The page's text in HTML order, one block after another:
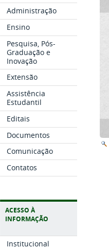
Administração
Ensino
Pesquisa, Pós-
Graduação e
Inovação
Extensão
Assistência
Estudantil
Editais
Documentos
Comunicação
Contatos
ACESSO À
INFORMAÇÃO
Institucional